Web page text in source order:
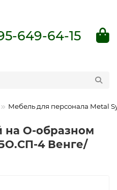
649-64-15
Мебель для персонала Metal
на О-образном
4 Венге/